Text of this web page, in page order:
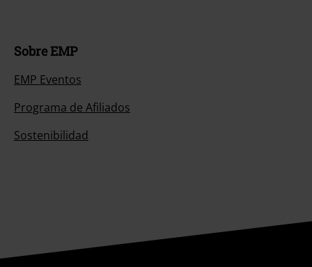
Sobre EMP
EMP Eventos
Programa de Afiliados
Sostenibilidad